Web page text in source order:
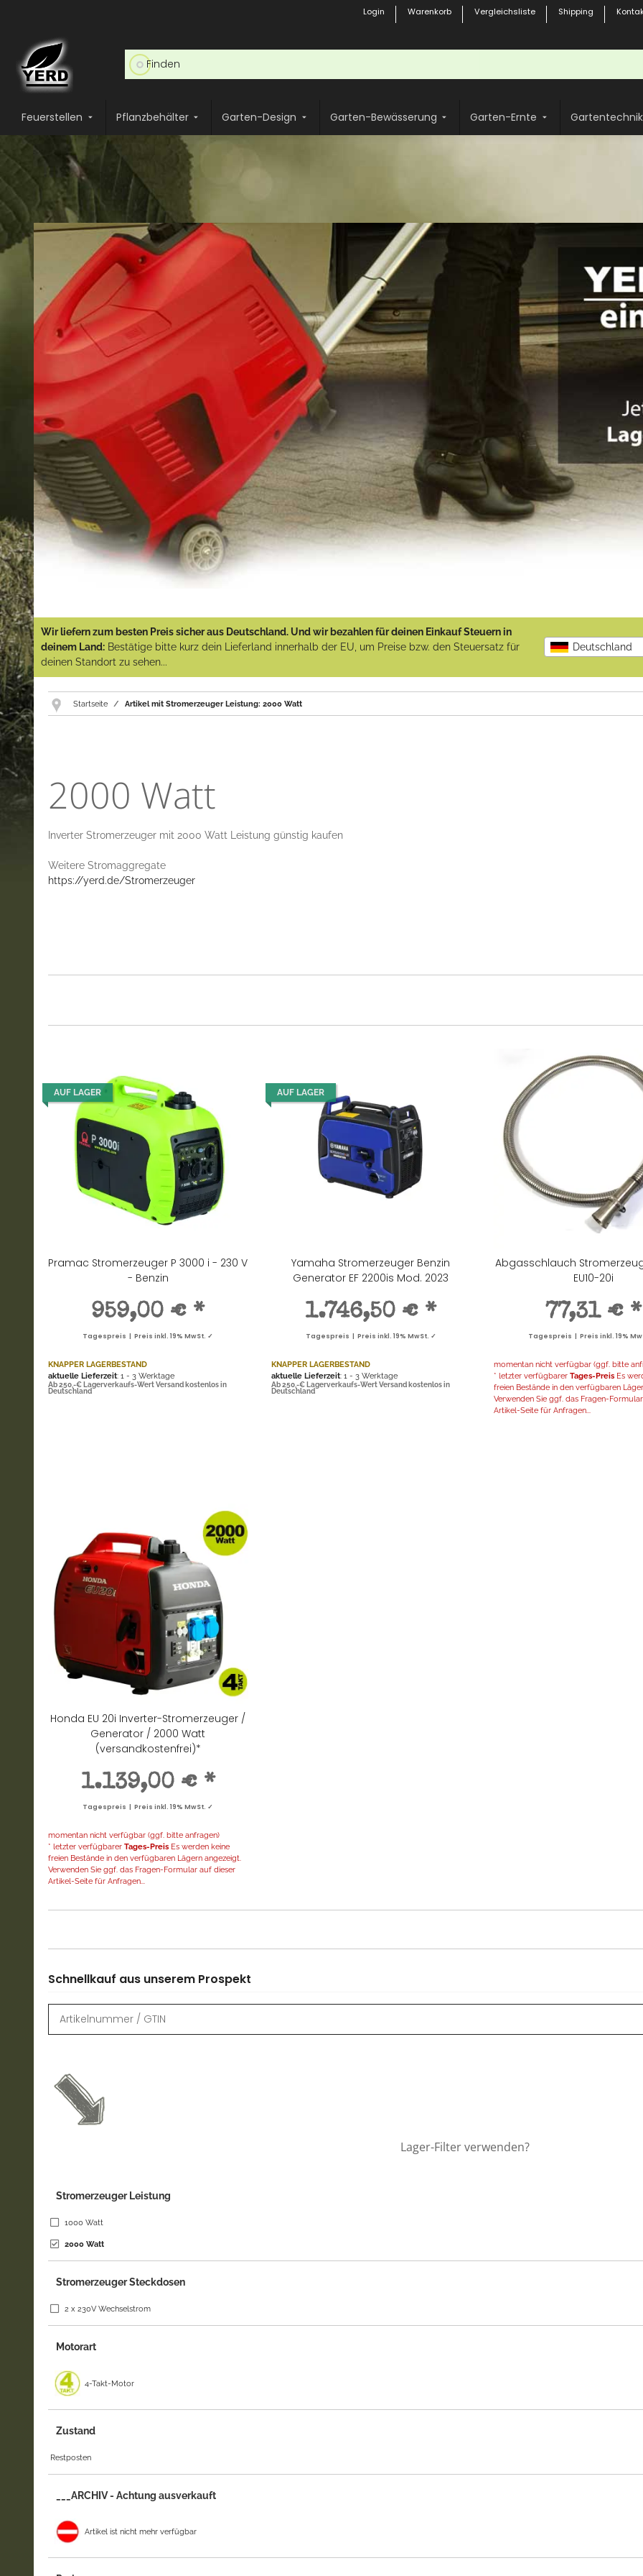
Login Warenkorb Vergleichsliste Shipping
Feuerstellen Pflanzbehälter Garten-Design Garten-Bewässerung Garten-Ernte Gartentechnik
Wir liefern zum besten Preis sicher aus Deutschland. Und wir bezahlen für deinen Einkauf Steuern in
deinem Land: Bestätige bitte kurz dein Lieferland innerhalb der EU, um Preise bzw. den Steuersatz für
deinen Standort zu sehen...
Deutschland
Startseite Artikel mit Stromerzeuger Leistung: 2000 Watt
2000 Watt
Inverter Stromerzeuger mit 2000 Watt Leistung günstig kaufen
Weitere Stromaggregate
https://yerd.de/Stromerzeuger
AUF LAGER
Pramac Stromerzeuger P 3000 i - 230 V
- Benzin
959,00 € *
Tagespreis | Preis inkl. 19% MwSt. ✓
KNAPPER LAGERBESTAND
aktuelle Lieferzeit: 1 - 3 Werktage
Ab 250,-€ Lagerverkaufs-Wert Versand kostenlos in
Deutschland
AUF LAGER
Yamaha Stromerzeuger Benzin
Generator EF 2200is Mod. 2023
1.746,50 € *
Tagespreis | Preis inkl. 19% MwSt. ✓
KNAPPER LAGERBESTAND
aktuelle Lieferzeit: 1 - 3 Werktage
Ab 250,-€ Lagerverkaufs-Wert Versand kostenlos in
Deutschland
Abgasschlauch
EU10-20i
77,31 € *
Tagespreis | Preis inkl. 19%
momentan nicht verfügbar (ggf. bitte
* letzter verfügbarer Tages-Preis Es
freien Bestände in den verfügbaren
Verwenden Sie ggf. das Fragen-
Artikel-Seite für Anfragen...
Honda EU 20i Inverter-Stromerzeuger /
Generator / 2000 Watt
(versandkostenfrei)*
1.139,00 € *
Tagespreis | Preis inkl. 19% MwSt. ✓
momentan nicht verfügbar (ggf. bitte anfragen)
* letzter verfügbarer Tages-Preis Es werden keine
freien Bestände in den verfügbaren Lägern angezeigt.
Verwenden Sie ggf. das Fragen-Formular auf dieser
Artikel-Seite für Anfragen...
Schnellkauf aus unserem Prospekt
Lager-Filter verwenden?
Stromerzeuger Leistung
1000 Watt
2000 Watt
Stromerzeuger Steckdosen
2 x 230V Wechselstrom
Motorart
4-Takt-Motor
Zustand
Restposten
___ARCHIV - Achtung ausverkauft
Artikel ist nicht mehr verfügbar